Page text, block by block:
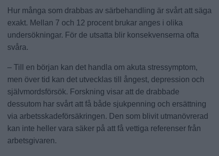
Hur många som drabbas av särbehandling är svårt att säga
exakt. Mellan 7 och 12 procent brukar anges i olika
undersökningar. För de utsatta blir konsekvenserna ofta
svåra.
– Till en början kan det handla om akuta stressymptom,
men över tid kan det utvecklas till ångest, depression och
självmordsförsök. Forskning visar att de drabbade
dessutom har svårt att få både sjukpenning och ersättning
via arbetsskadeförsäkringen. Den som blivit utmanövrerad
kan inte heller vara säker på att få vettiga referenser från
arbetsgivaren.